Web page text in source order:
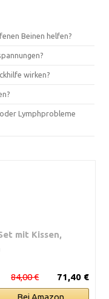
Beinen helfen?
wirken?
Lymphprobleme
mit Kissen,
71,40 €
84,00 €
Bei Amazon